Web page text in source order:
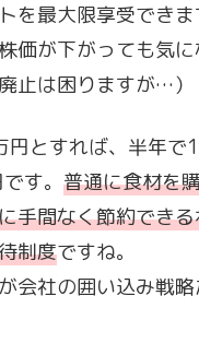
を最大限享受でき
価が下がっても気
止は困りますが…）
円とすれば、半年で
す。 普通に食材を
手間なく節約でき
制度ですね。
会社の囲い込み戦